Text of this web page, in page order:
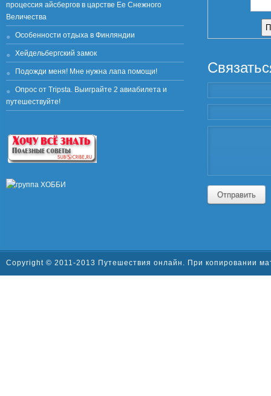
процессия айсбергов в царстве Ее Снежного
Величества
Особенности отдыха в Финляндии
Хейдельбергский замок
Подожди меня! Мне нужна лапа помощи!
Опрос от Tripsta. Выиграйте 2 авиабилета и
путешествуйте!
Отправить
Copyright © 2011-2013 Путешествия онлайн. При копировании